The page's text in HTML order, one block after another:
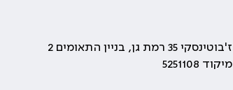
ז'בוטינסקי 35 רמת גן, בניין התאומים 2
מיקוד 5251108